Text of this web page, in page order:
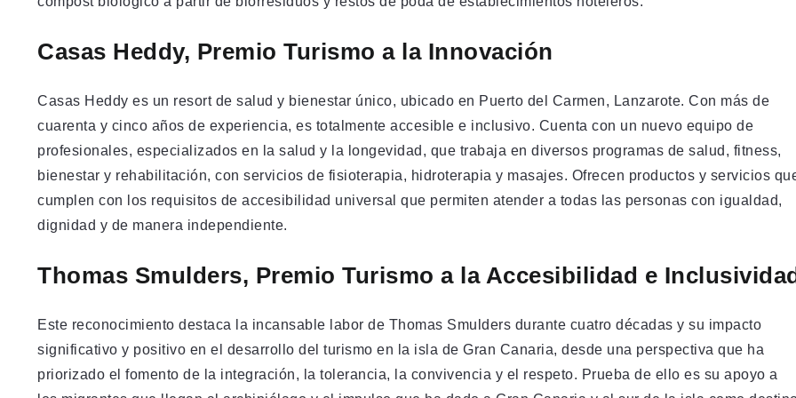
Casas Heddy, Premio Turismo a la Innovación
Casas Heddy es un resort de salud y bienestar único, ubicado en Puerto del Carmen, Lanzarote. Con más de
cuarenta y cinco años de experiencia, es totalmente accesible e inclusivo. Cuenta con un nuevo equipo de
profesionales, especializados en la salud y la longevidad, que trabaja en diversos programas de salud, fitness,
bienestar y rehabilitación, con servicios de fisioterapia, hidroterapia y masajes. Ofrecen productos y servicios
cumplen con los requisitos de accesibilidad universal que permiten atender a todas las personas con igualdad,
dignidad y de manera independiente.
Thomas Smulders, Premio Turismo a la Accesibilidad e
Este reconocimiento destaca la incansable labor de Thomas Smulders durante cuatro décadas y su impacto
significativo y positivo en el desarrollo del turismo en la isla de Gran Canaria, desde una perspectiva que ha
priorizado el fomento de la integración, la tolerancia, la convivencia y el respeto. Prueba de ello es su apoyo a